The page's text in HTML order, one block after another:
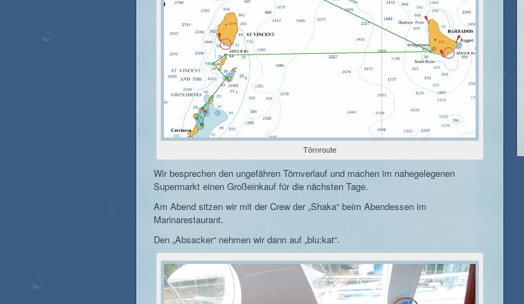
Törnroute
Wir besprechen den ungefähren Törnverlauf und machen im nahegelegenen
Supermarkt einen Großeinkauf für die nächsten Tage.
Am Abend sitzen wir mit der Crew der „Shaka“ beim Abendessen im
Marinarestaurant.
Den „Absacker“ nehmen wir dann auf „blu:kat“.